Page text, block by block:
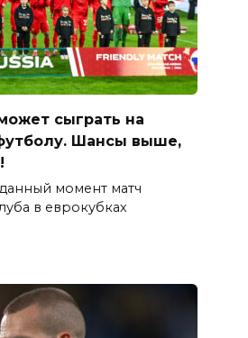
сыграть на
Шансы выше,
момент матч
в еврокубках